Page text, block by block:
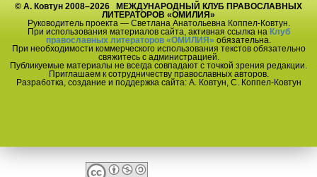
© А. Ковтун 2008–2026 МЕЖДУНАРОДНЫЙ КЛУБ ПРАВОСЛАВНЫХ
ЛИТЕРАТОРОВ «ОМИЛИЯ»
Руководитель проекта — Светлана Анатольевна Коппел-Ковтун.
При использования материалов сайта, активная ссылка на Клуб
православных литераторов «ОМИЛИЯ» обязательна.
При необходимости коммерческого использования текстов обязательно
свяжитесь с администрацией.
Публикуемые материалы не всегда совпадают с точкой зрения редакции.
Приглашаем к сотрудничеству православных авторов.
Разработка, создание и поддержка сайта: А. Ковтун, С. Коппел-Ковтун